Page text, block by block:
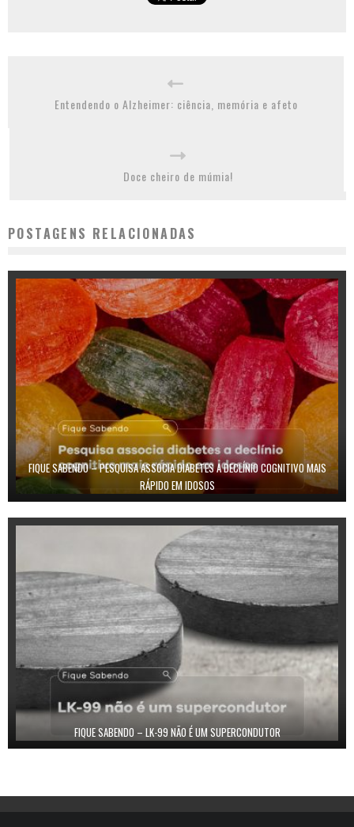
Entendendo o Alzheimer: ciência, memória e afeto
Doce cheiro de múmia!
POSTAGENS RELACIONADAS
FIQUE SABENDO – PESQUISA ASSOCIA DIABETES A DECLÍNIO COGNITIVO MAIS
RÁPIDO EM IDOSOS
FIQUE SABENDO – LK-99 NÃO É UM SUPERCONDUTOR